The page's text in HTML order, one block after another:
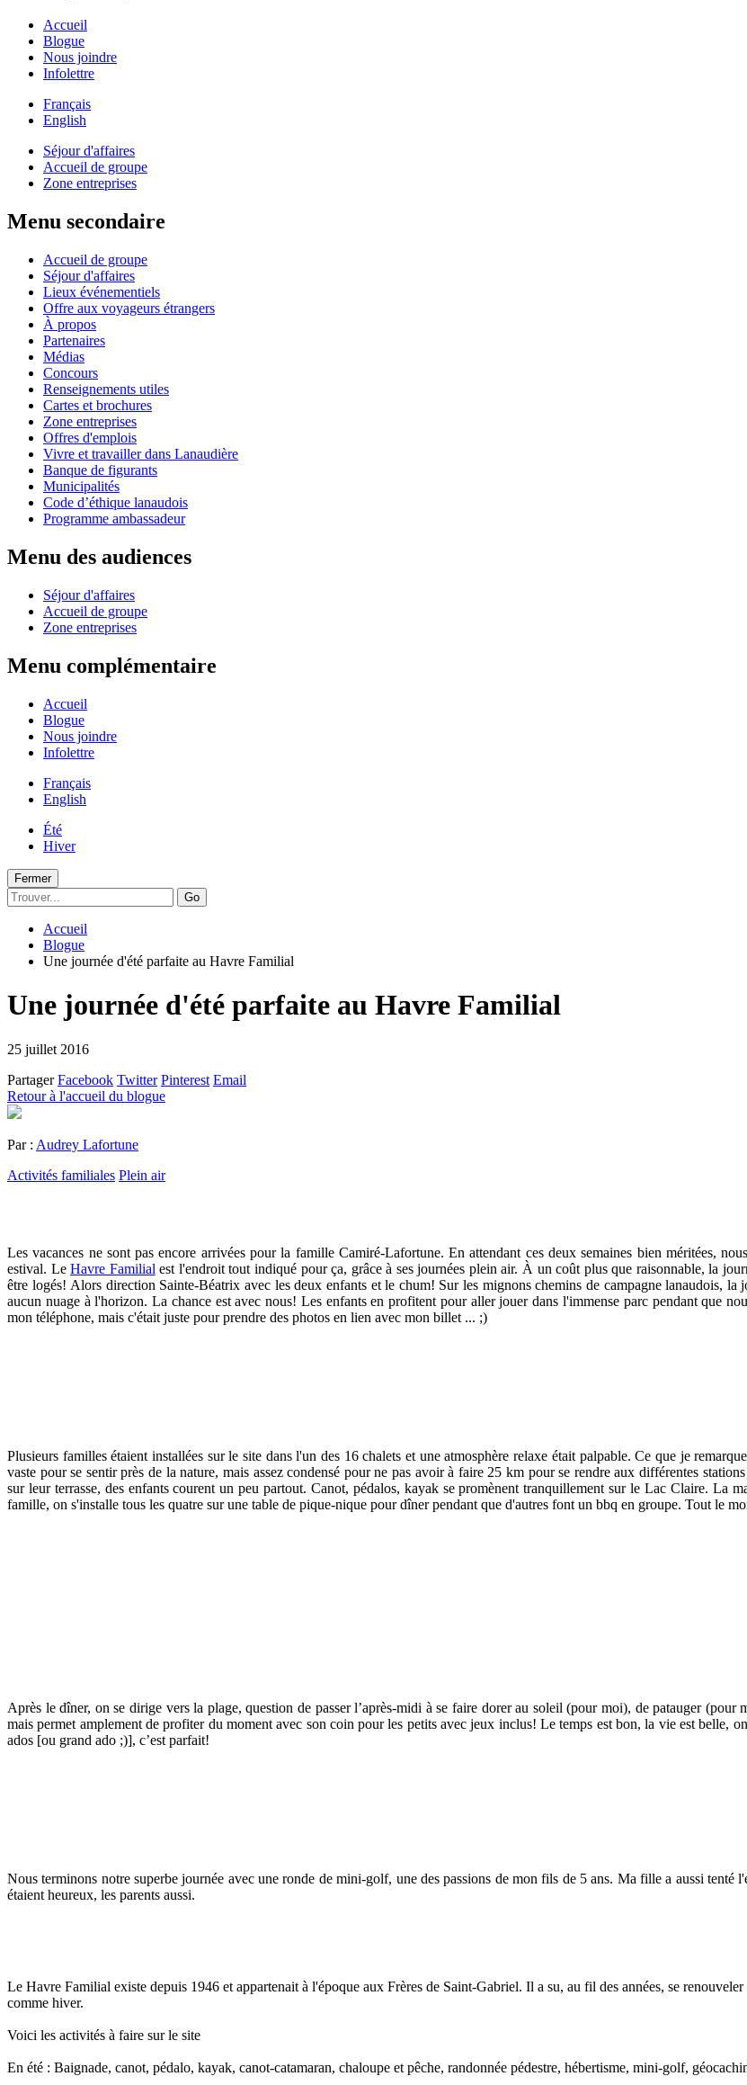
Accueil
Blogue
Nous joindre
Infolettre
Français
English
Séjour d'affaires
Accueil de groupe
Zone entreprises
Menu secondaire
Accueil de groupe
Séjour d'affaires
Lieux événementiels
Offre aux voyageurs étrangers
À propos
Partenaires
Médias
Concours
Renseignements utiles
Cartes et brochures
Zone entreprises
Offres d'emplois
Vivre et travailler dans Lanaudière
Banque de figurants
Municipalités
Code d’éthique lanaudois
Programme ambassadeur
Menu des audiences
Séjour d'affaires
Accueil de groupe
Zone entreprises
Menu complémentaire
Accueil
Blogue
Nous joindre
Infolettre
Français
English
Été
Hiver
Fermer
Go
Accueil
Blogue
Une journée d'été parfaite au Havre Familial
Une journée d'été parfaite au Havre Familial
25 juillet 2016
Partager Facebook Twitter Pinterest Email
Retour à l'accueil du blogue
Par : Audrey Lafortune
Activités familiales Plein air
Les vacances ne sont pas encore arrivées pour la famille Camiré-Lafortune. En attendant ces deux semaines bien méritées,
estival. LeHavre Familial est l'endroit tout indiqué pour ça, grâce à ses journées plein air. À un coût plus que raisonnable, la
être logés! Alors direction Sainte-Béatrix avec les deux enfants et le chum! Sur les mignons chemins de campagne lanaudois,
aucun nuage à l'horizon. La chance est avec nous! Les enfants en profitent pour aller jouer dans l'immense parc pendant que
mon téléphone, mais c'était juste pour prendre des photos en lien avec mon billet ... ;)
Plusieurs familles étaient installées sur le site dans l'un des 16 chalets et une atmosphère relaxe était palpable. Ce que je
vaste pour se sentir près de la nature, mais assez condensé pour ne pas avoir à faire 25 km pour se rendre aux différentes
sur leur terrasse, des enfants courent un peu partout. Canot, pédalos, kayak se promènent tranquillement sur le Lac Claire. La
famille, on s'installe tous les quatre sur une table de pique-nique pour dîner pendant que d'autres font un bbq en groupe. Tout le
Après le dîner, on se dirige vers la plage, question de passer l’après-midi à se faire dorer au soleil (pour moi), de patauger
mais permet amplement de profiter du moment avec son coin pour les petits avec jeux inclus! Le temps est bon, la vie est belle,
ados [ou grand ado ;)], c’est parfait!
Nous terminons notre superbe journée avec une ronde de mini-golf, une des passions de mon fils de 5 ans. Ma fille a aussi
étaient heureux, les parents aussi.
Le Havre Familial existe depuis 1946 et appartenait à l'époque aux Frères de Saint-Gabriel. Il a su, au fil des années, se
comme hiver.
Voici les activités à faire sur le site
En été : Baignade, canot, pédalo, kayak, canot-catamaran, chaloupe et pêche, randonnée pédestre, hébertisme, mini-golf,